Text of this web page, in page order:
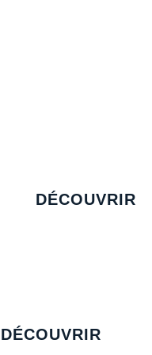
DÉCOUVRIR
DÉCOUVRIR